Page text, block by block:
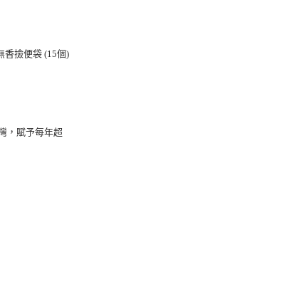
香撿便袋 (15個)
，賦予每年超